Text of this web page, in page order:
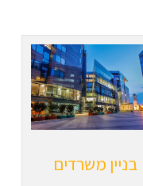
בניין משרדים